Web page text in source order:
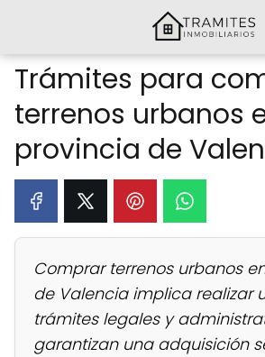
Trámites para
terrenos urbanos
provincia de
Comprar terrenos urbanos
de Valencia implica realizar
trámites legales y
garantizan una adquisición